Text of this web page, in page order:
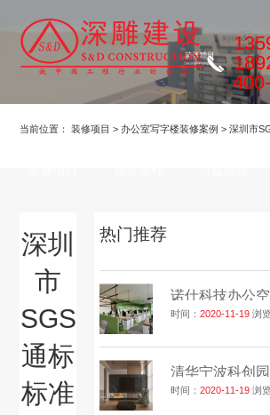
当前位置： 装修项目 > 办公室写字楼装修案例 >深圳市
深圳
市
SGS
通标
标准
热门推荐
诺仕科技办公
时间：2020-11-19 浏
清华宁波科创
时间：2020-11-19 浏